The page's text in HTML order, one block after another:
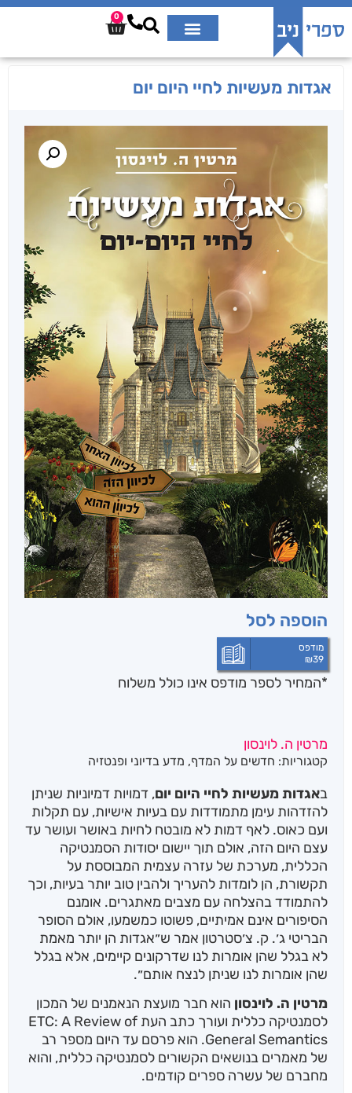
0
אגדות מעשיות לחיי היום יום
הוספה לסל
מודפס
₪39
*המחיר לספר מודפס אינו כולל משלוח
מרטין ה. לוינסון
קטגוריות: חדשים על המדף, מדע בדיוני ופנטזיה
באגדות מעשיות לחיי היום יום, דמויות דמיוניות שניתן
להזדהות עימן מתמודדות עם בעיות אישיות, עם תקלות
ועם כאוס. לאף דמות לא מובטח לחיות באושר ועושר עד
עצם היום הזה, אולם תוך יישום יסודות הסמנטיקה
הכללית, מערכת של עזרה עצמית המבוססת על
תקשורת, הן לומדות להעריך ולהבין טוב יותר בעיות, וכך
להתמודד בהצלחה עם מצבים מאתגרים. אומנם
הסיפורים אינם אמיתיים, פשוטו כמשמעו, אולם הסופר
הבריטי ג׳. ק. צ׳סטרטון אמר ש״אגדות הן יותר מאמת
לא בגלל שהן אומרות לנו שדרקונים קיימים, אלא בגלל
שהן אומרות לנו שניתן לנצח אותם״.
מרטין ה. לוינסון הוא חבר מועצת הנאמנים של המכון
לסמנטיקה כללית ועורך כתב העת ETC: A Review of
General Semantics. הוא פרסם עד היום מספר רב
של מאמרים בנושאים הקשורים לסמנטיקה כללית, והוא
מחברם של עשרה ספרים קודמים.